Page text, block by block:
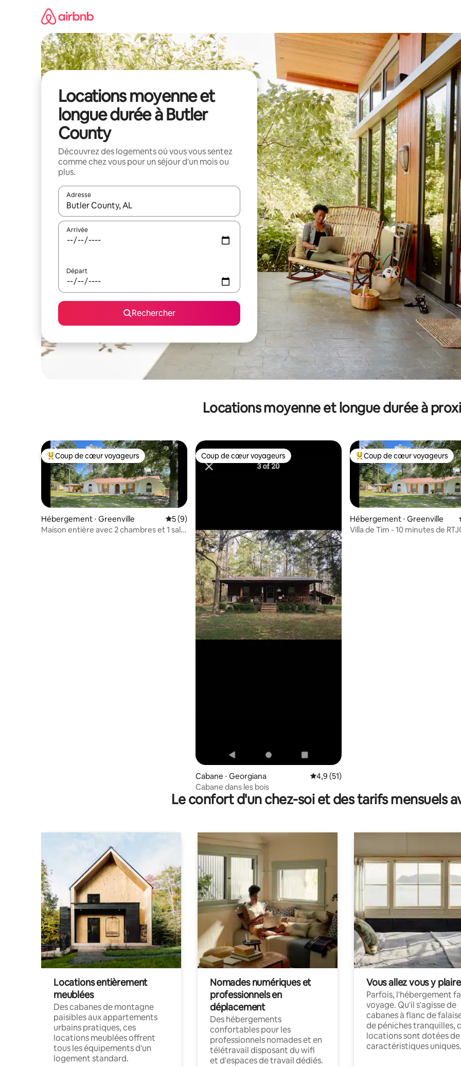
Locations moyenne et
longue durée à Butler
County
Découvrez des logements où vous vous sentez
comme chez vous pour un séjour d'un mois ou
plus.
Adresse
Lorsque les résultats s'affichent, utilisez les flèches vers le haut et vers le bas pour les parcourir ou en appuyant et en
Arrivée
Départ
Rechercher
Locations moyenne et longue durée à
Coups de cœur voyageurs les plus appréciés
Coup de cœur voyageurs
Hébergement ⋅ Greenville Évaluation moyenne sur la base de 9 commentaires : 5 sur 5
5 (9)
Maison entière avec 2 chambres et 1 salle
Coup de cœur voyageurs
Coup de cœur voyageurs
Cabane ⋅ Georgiana Évaluation moyenne sur la base de 51
4,9 (51)
Cabane dans les bois
Coups de cœur voyageurs les
Coup de cœur voyageurs
Hébergement ⋅ Greenville
Villa de Tim - 10 minutes de
Le confort d'un chez-soi et des tarifs mensuels
Locations entièrement
meublées
Des cabanes de montagne
paisibles aux appartements
urbains pratiques, ces
locations meublées offrent
tous les équipements d'un
logement standard.
Nomades numériques et
professionnels en
déplacement
Des hébergements
confortables pour les
professionnels nomades et en
télétravail disposant du wifi
et d'espaces de travail dédiés.
Vous allez vous y plaire
Parfois, l'hébergement
voyage. Qu'il s'agisse de
cabanes à flanc de
de péniches tranquilles,
locations sont dotées de
caractéristiques uniques.